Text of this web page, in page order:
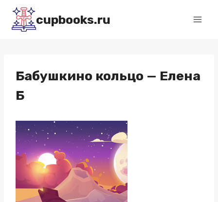
Перейти
содержимому
cupbooks.ru
Бабушкино кольцо — Елена
Б